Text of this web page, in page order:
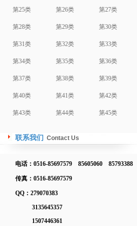
第25类 第26类 第27类
第28类 第29类 第30类
第31类 第32类 第33类
第34类 第35类 第36类
第37类 第38类 第39类
第40类 第41类 第42类
第43类 第44类 第45类
联系我们 Contact Us
电话：0516-85697579 85605060 85793388
传真：0516-85697579
QQ：279070383
3135645357
1507446361